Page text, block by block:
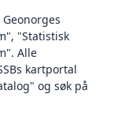
"Statistisk
Alle
kartportal
og søk på